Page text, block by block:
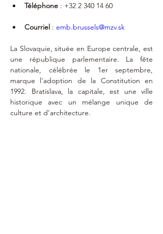
Téléphone : ‭+32 2 340 14 60‬
Courriel : emb.brussels@mzv.sk
La Slovaquie, située en Europe centrale, est
une république parlementaire. La fête
nationale, célébrée le 1er septembre,
marque l'adoption de la Constitution en
1992. Bratislava, la capitale, est une ville
historique avec un mélange unique de
culture et d'architecture.